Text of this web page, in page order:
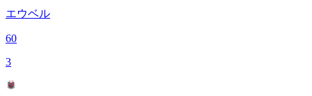
エウベル
60
3